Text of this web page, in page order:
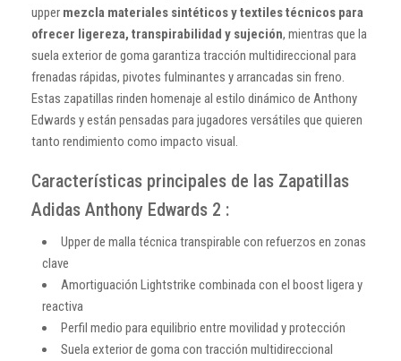
upper mezcla materiales sintéticos y textiles técnicos para
ofrecer ligereza, transpirabilidad y sujeción, mientras que la
suela exterior de goma garantiza tracción multidireccional para
frenadas rápidas, pivotes fulminantes y arrancadas sin freno.
Estas zapatillas rinden homenaje al estilo dinámico de Anthony
Edwards y están pensadas para jugadores versátiles que quieren
tanto rendimiento como impacto visual.
Características principales de las Zapatillas
Adidas Anthony Edwards 2 :
Upper de malla técnica transpirable con refuerzos en zonas
clave
Amortiguación Lightstrike combinada con el boost ligera y
reactiva
Perfil medio para equilibrio entre movilidad y protección
Suela exterior de goma con tracción multidireccional